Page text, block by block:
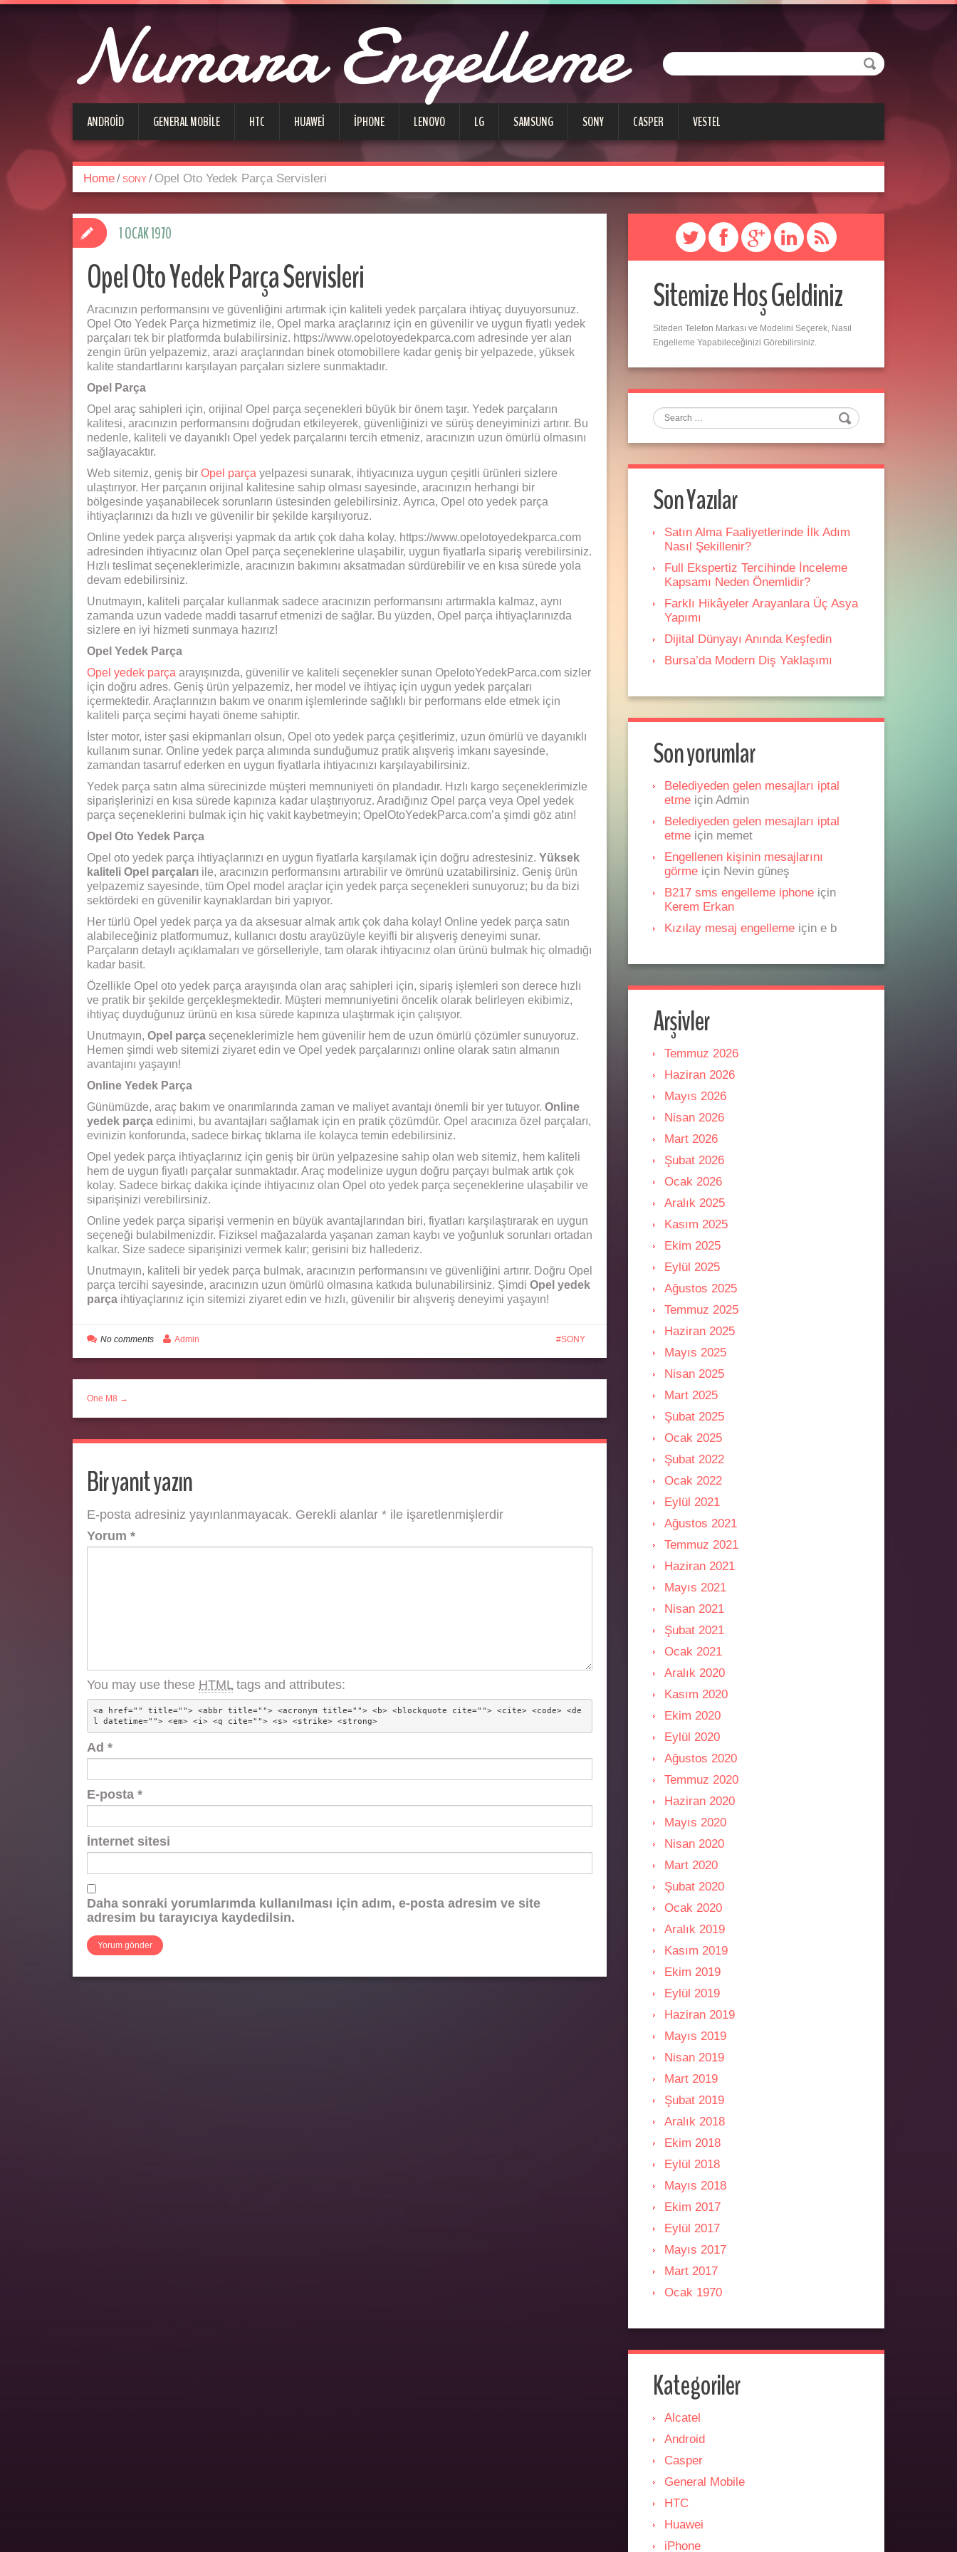
Numara Engelleme
ANDROID GENERAL MOBILE HTC HUAWEI IPHONE LENOVO LG SAMSUNG SONY CASPER VESTEL
Home/ SONY / Opel Oto Yedek Parça Servisleri
Opel Oto Yedek Parça Servisleri
Aracınızın performansını ve güvenliğini artırmak için kaliteli yedek parçalara ihtiyaç duyuyorsunuz.
Opel Oto Yedek Parça hizmetimiz ile, Opel marka araçlarınız için en güvenilir ve uygun fiyatlı yedek
parçaları tek bir platformda bulabilirsiniz. https://www.opelotoyedekparca.com adresinde yer alan
zengin ürün yelpazemiz, arazi araçlarından binek otomobillere kadar geniş bir yelpazede, yüksek
kalite standartlarını karşılayan parçaları sizlere sunmaktadır.
Opel Parça
Opel araç sahipleri için, orijinal Opel parça seçenekleri büyük bir önem taşır. Yedek parçaların
kalitesi, aracınızın performansını doğrudan etkileyerek, güvenliğinizi ve sürüş deneyiminizi artırır. Bu
nedenle, kaliteli ve dayanıklı Opel yedek parçalarını tercih etmeniz, aracınızın uzun ömürlü olmasını
sağlayacaktır.
Web sitemiz, geniş bir Opel parça yelpazesi sunarak, ihtiyacınıza uygun çeşitli ürünleri sizlere
ulaştırıyor. Her parçanın orijinal kalitesine sahip olması sayesinde, aracınızın herhangi bir
bölgesinde yaşanabilecek sorunların üstesinden gelebilirsiniz. Ayrıca, Opel oto yedek parça
ihtiyaçlarınızı da hızlı ve güvenilir bir şekilde karşılıyoruz.
Online yedek parça alışverişi yapmak da artık çok daha kolay. https://www.opelotoyedekparca.com
adresinden ihtiyacınız olan Opel parça seçeneklerine ulaşabilir, uygun fiyatlarla sipariş verebilirsiniz.
Hızlı teslimat seçeneklerimizle, aracınızın bakımını aksatmadan sürdürebilir ve en kısa sürede yola
devam edebilirsiniz.
Unutmayın, kaliteli parçalar kullanmak sadece aracınızın performansını artırmakla kalmaz, aynı
zamanda uzun vadede maddi tasarruf etmenizi de sağlar. Bu yüzden, Opel parça ihtiyaçlarınızda
sizlere en iyi hizmeti sunmaya hazırız!
Opel Yedek Parça
Opel yedek parça arayışınızda, güvenilir ve kaliteli seçenekler sunan OpelotoYedekParca.com sizler
için doğru adres. Geniş ürün yelpazemiz, her model ve ihtiyaç için uygun yedek parçaları
içermektedir. Araçlarınızın bakım ve onarım işlemlerinde sağlıklı bir performans elde etmek için
kaliteli parça seçimi hayati öneme sahiptir.
İster motor, ister şasi ekipmanları olsun, Opel oto yedek parça çeşitlerimiz, uzun ömürlü ve dayanıklı
kullanım sunar. Online yedek parça alımında sunduğumuz pratik alışveriş imkanı sayesinde,
zamandan tasarruf ederken en uygun fiyatlarla ihtiyacınızı karşılayabilirsiniz.
Yedek parça satın alma sürecinizde müşteri memnuniyeti ön plandadır. Hızlı kargo seçeneklerimizle
siparişlerinizi en kısa sürede kapınıza kadar ulaştırıyoruz. Aradığınız Opel parça veya Opel yedek
parça seçeneklerini bulmak için hiç vakit kaybetmeyin; OpelOtoYedekParca.com’a şimdi göz atın!
Opel Oto Yedek Parça
Opel oto yedek parça ihtiyaçlarınızı en uygun fiyatlarla karşılamak için doğru adrestesiniz. Yüksek
kaliteli Opel parçaları ile, aracınızın performansını artırabilir ve ömrünü uzatabilirsiniz. Geniş ürün
yelpazemiz sayesinde, tüm Opel model araçlar için yedek parça seçenekleri sunuyoruz; bu da bizi
sektördeki en güvenilir kaynaklardan biri yapıyor.
Her türlü Opel yedek parça ya da aksesuar almak artık çok daha kolay! Online yedek parça satın
alabileceğiniz platformumuz, kullanıcı dostu arayüzüyle keyifli bir alışveriş deneyimi sunar.
Parçaların detaylı açıklamaları ve görselleriyle, tam olarak ihtiyacınız olan ürünü bulmak hiç olmadığı
kadar basit.
Özellikle Opel oto yedek parça arayışında olan araç sahipleri için, sipariş işlemleri son derece hızlı
ve pratik bir şekilde gerçekleşmektedir. Müşteri memnuniyetini öncelik olarak belirleyen ekibimiz,
ihtiyaç duyduğunuz ürünü en kısa sürede kapınıza ulaştırmak için çalışıyor.
Unutmayın, Opel parça seçeneklerimizle hem güvenilir hem de uzun ömürlü çözümler sunuyoruz.
Hemen şimdi web sitemizi ziyaret edin ve Opel yedek parçalarınızı online olarak satın almanın
avantajını yaşayın!
Online Yedek Parça
Günümüzde, araç bakım ve onarımlarında zaman ve maliyet avantajı önemli bir yer tutuyor. Online
yedek parça edinimi, bu avantajları sağlamak için en pratik çözümdür. Opel aracınıza özel parçaları,
evinizin konforunda, sadece birkaç tıklama ile kolayca temin edebilirsiniz.
Opel yedek parça ihtiyaçlarınız için geniş bir ürün yelpazesine sahip olan web sitemiz, hem kaliteli
hem de uygun fiyatlı parçalar sunmaktadır. Araç modelinize uygun doğru parçayı bulmak artık çok
kolay. Sadece birkaç dakika içinde ihtiyacınız olan Opel oto yedek parça seçeneklerine ulaşabilir ve
siparişinizi verebilirsiniz.
Online yedek parça siparişi vermenin en büyük avantajlarından biri, fiyatları karşılaştırarak en uygun
seçeneği bulabilmenizdir. Fiziksel mağazalarda yaşanan zaman kaybı ve yoğunluk sorunları ortadan
kalkar. Size sadece siparişinizi vermek kalır; gerisini biz hallederiz.
Unutmayın, kaliteli bir yedek parça bulmak, aracınızın performansını ve güvenliğini artırır. Doğru Opel
parça tercihi sayesinde, aracınızın uzun ömürlü olmasına katkıda bulunabilirsiniz. Şimdi Opel yedek
parça ihtiyaçlarınız için sitemizi ziyaret edin ve hızlı, güvenilir bir alışveriş deneyimi yaşayın!
1 OCAK 1970
SONY
No comments Admin
One M8 →
Bir yanıt yazın
E-posta adresiniz yayınlanmayacak. Gerekli alanlar * ile işaretlenmişlerdir
Yorum *
You may use these HTMLtags and attributes:
<a href="" title=""> <abbr title=""> <acronym title=""> <b> <blockquote cite=""> <cite> <code> <de
l datetime=""> <em> <i> <q cite=""> <s> <strike> <strong>
Ad *
E-posta *
İnternet sitesi
Daha sonraki yorumlarımda kullanılması için adım, e-posta adresim ve site
adresim bu tarayıcıya kaydedilsin.
Sitemize Hoş Geldiniz
Siteden Telefon Markası ve Modelini Seçerek, Nasıl
Engelleme Yapabileceğinizi Görebilirsiniz.
Search
Son Yazılar
Satın Alma Faaliyetlerinde İlk Adım
Nasıl Şekillenir?
Full Ekspertiz Tercihinde İnceleme
Kapsamı Neden Önemlidir?
Farklı Hikâyeler Arayanlara Üç Asya
Yapımı
Dijital Dünyayı Anında Keşfedin
Bursa’da Modern Diş Yaklaşımı
Son yorumlar
Belediyeden gelen mesajları iptal
etme için Admin
Belediyeden gelen mesajları iptal
etme için memet
Engellenen kişinin mesajlarını
görme için Nevin güneş
B217 sms engelleme iphone için
Kerem Erkan
Kızılay mesaj engelleme için e b
Arşivler
Temmuz 2026
Haziran 2026
Mayıs 2026
Nisan 2026
Mart 2026
Şubat 2026
Ocak 2026
Aralık 2025
Kasım 2025
Ekim 2025
Eylül 2025
Ağustos 2025
Temmuz 2025
Haziran 2025
Mayıs 2025
Nisan 2025
Mart 2025
Şubat 2025
Ocak 2025
Şubat 2022
Ocak 2022
Eylül 2021
Ağustos 2021
Temmuz 2021
Haziran 2021
Mayıs 2021
Nisan 2021
Şubat 2021
Ocak 2021
Aralık 2020
Kasım 2020
Ekim 2020
Eylül 2020
Ağustos 2020
Temmuz 2020
Haziran 2020
Mayıs 2020
Nisan 2020
Mart 2020
Şubat 2020
Ocak 2020
Aralık 2019
Kasım 2019
Ekim 2019
Eylül 2019
Haziran 2019
Mayıs 2019
Nisan 2019
Mart 2019
Şubat 2019
Aralık 2018
Ekim 2018
Eylül 2018
Mayıs 2018
Ekim 2017
Eylül 2017
Mayıs 2017
Mart 2017
Ocak 1970
Kategoriler
Alcatel
Android
Casper
General Mobile
HTC
Huawei
iPhone